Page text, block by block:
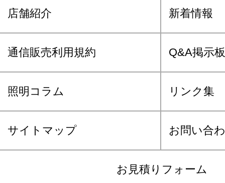
店舗紹介 新着情報
通信販売利用規約 Q&A掲示板
照明コラム リンク集
サイトマップ お問い合
お見積りフォーム